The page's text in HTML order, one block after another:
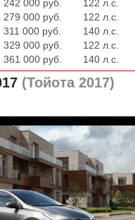
242 000 руб.
122 л.с.
279 000 руб.
122 л.с.
311 000 руб.
140 л.с.
329 000 руб.
122 л.с.
361 000 руб. 140 л.с.
(Тойота 2017)